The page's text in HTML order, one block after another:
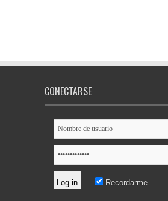
CONECTARSE
Recordarme